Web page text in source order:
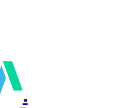
.